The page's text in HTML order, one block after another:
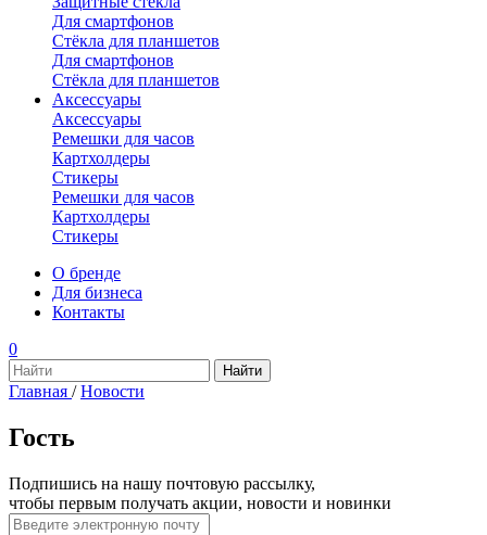
Для смартфонов
Стёкла для планшетов
Для смартфонов
Стёкла для планшетов
Аксессуары
Аксессуары
Ремешки для часов
Картхолдеры
Стикеры
Ремешки для часов
Картхолдеры
Стикеры
О бренде
Для бизнеса
Контакты
0
Главная / Новости
Гость
Подпишись на нашу почтовую рассылку,
чтобы первым получать акции, новости и новинки